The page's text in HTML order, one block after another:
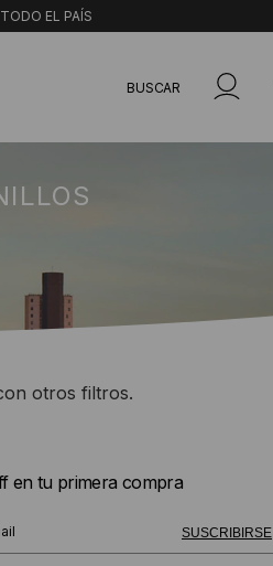
EL PAÍS
BUSCAR
otros filtros.
en tu primera compra
SUSCRIBIRSE
exitosamente!